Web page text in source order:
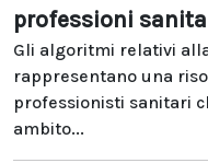
professioni
Gli algoritmi relativi
rappresentano una
professionisti sanitari
ambito...